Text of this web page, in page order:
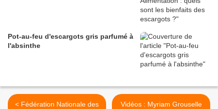
Pot-au-feu d'escargots gris parfumé à
l'absinthe
< Fédération Nationale des
Vidéos : Myriam Grouselle